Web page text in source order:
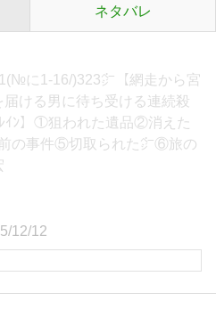
ネタバレ
に1-16/)323㌻【網走から宮
ける男に待ち受ける連続殺
ﾚｲﾝ】①狙われた遺品②消えた
の事件⑤切取られた㌻⑥旅の
12/12